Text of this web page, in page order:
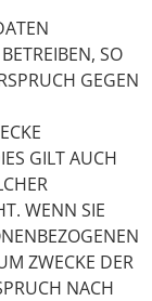
SO
GEGEN
GILT AUCH
WENN SIE
ZWECKE DER
NACH